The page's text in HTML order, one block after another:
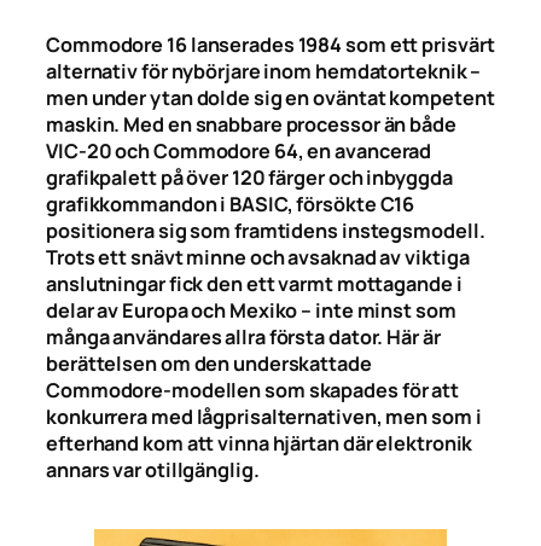
Commodore 16 lanserades 1984 som ett prisvärt
alternativ för nybörjare inom hemdatorteknik –
men under ytan dolde sig en oväntat kompetent
maskin. Med en snabbare processor än både
VIC-20 och Commodore 64, en avancerad
grafikpalett på över 120 färger och inbyggda
grafikkommandon i BASIC, försökte C16
positionera sig som framtidens instegsmodell.
Trots ett snävt minne och avsaknad av viktiga
anslutningar fick den ett varmt mottagande i
delar av Europa och Mexiko – inte minst som
många användares allra första dator. Här är
berättelsen om den underskattade
Commodore-modellen som skapades för att
konkurrera med lågprisalternativen, men som i
efterhand kom att vinna hjärtan där elektronik
annars var otillgänglig.